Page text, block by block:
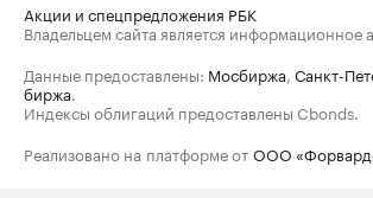
Акции и спецпредложения РБК
Владельцем сайта является информационное
Данные предоставлены: Мосбиржа, Санкт-
биржа.
Индексы облигаций предоставлены Cbonds.
Реализовано на платформе от ООО